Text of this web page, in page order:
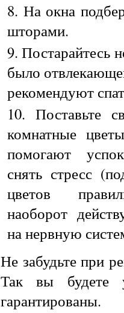
На окна
шторами.
Постарайтесь
было
рекомендуют
Поставьте
комнатные
помогают
снять стресс
цветов
наоборот
на нервную
Не забудьте при
Так вы
гарантированы.